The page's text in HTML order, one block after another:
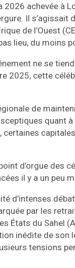
achevée à
Il
de l’Ouest
lieu, du moins
ne se
2025, cette
de
quant à
d’orgue des
il y a un peu
d’intenses
par les
États du Sahel
inédite de son
tensions